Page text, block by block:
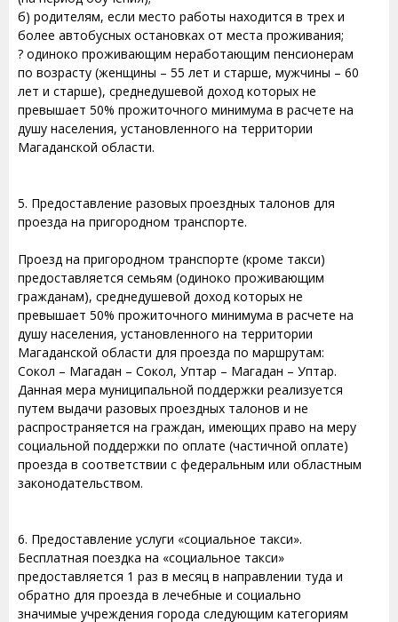
б) родителям, если место работы находится в трех и
более автобусных остановках от места проживания;
? одиноко проживающим неработающим пенсионерам
по возрасту (женщины – 55 лет и старше, мужчины – 60
лет и старше), среднедушевой доход которых не
превышает 50% прожиточного минимума в расчете на
душу населения, установленного на территории
Магаданской области.
5. Предоставление разовых проездных талонов для
проезда на пригородном транспорте.
Проезд на пригородном транспорте (кроме такси)
предоставляется семьям (одиноко проживающим
гражданам), среднедушевой доход которых не
превышает 50% прожиточного минимума в расчете на
душу населения, установленного на территории
Магаданской области для проезда по маршрутам:
Сокол – Магадан – Сокол, Уптар – Магадан – Уптар.
Данная мера муниципальной поддержки реализуется
путем выдачи разовых проездных талонов и не
распространяется на граждан, имеющих право на меру
социальной поддержки по оплате (частичной оплате)
проезда в соответствии с федеральным или областным
законодательством.
6. Предоставление услуги «социальное такси».
Бесплатная поездка на «социальное такси»
предоставляется 1 раз в месяц в направлении туда и
обратно для проезда в лечебные и социально
значимые учреждения города следующим категориям